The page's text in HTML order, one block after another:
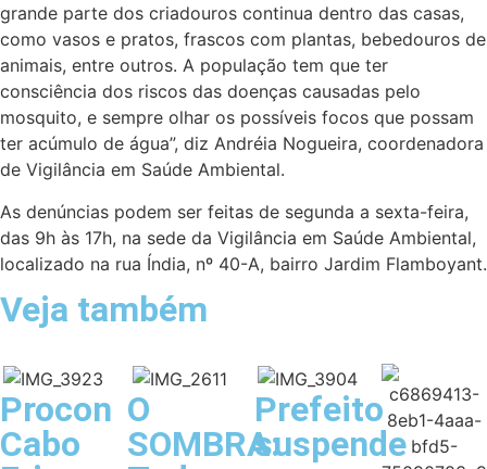
grande parte dos criadouros continua dentro das casas,
como vasos e pratos, frascos com plantas, bebedouros de
animais, entre outros. A população tem que ter
consciência dos riscos das doenças causadas pelo
mosquito, e sempre olhar os possíveis focos que possam
ter acúmulo de água”, diz Andréia Nogueira, coordenadora
de Vigilância em Saúde Ambiental.
As denúncias podem ser feitas de segunda a sexta-feira,
das 9h às 17h, na sede da Vigilância em Saúde Ambiental,
localizado na rua Índia, nº 40-A, bairro Jardim Flamboyant.
Veja também
Procon
Cabo
O
SOMBRA:
Prefeito
suspende